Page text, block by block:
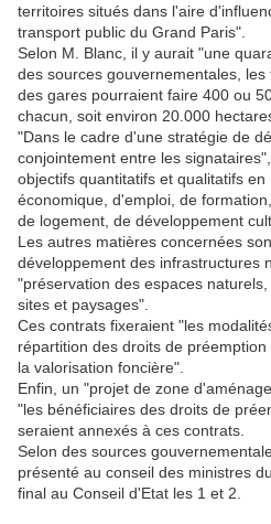
territoires situés dans l'aire
transport public du Grand Paris".
Selon M. Blanc, il y aurait "une
des sources gouvernementales,
des gares pourraient faire 400 ou
chacun, soit environ 20.000
"Dans le cadre d'une stratégie de
conjointement entre les
objectifs quantitatifs et qualitatifs
économique, d'emploi, de
de logement, de développement
Les autres matières concernées
développement des infrastructures
"préservation des espaces
sites et paysages".
Ces contrats fixeraient "les
répartition des droits de
la valorisation foncière".
Enfin, un "projet de zone
"les bénéficiaires des droits de
seraient annexés à ces contrats.
Selon des sources
présenté au conseil des ministres
final au Conseil d'Etat les 1 et 2.